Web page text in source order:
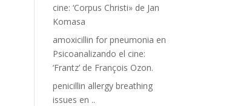
cine: ‘Corpus Christi» de Jan
Komasa
amoxicillin for pneumonia en
Psicoanalizando el cine:
‘Frantz’ de François Ozon.
penicillin allergy breathing
issues en ..